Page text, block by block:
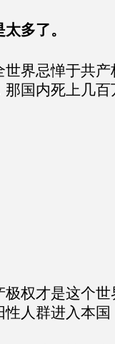
多了。
界忌惮于共
国内死上几
权才是这个
人群进入本